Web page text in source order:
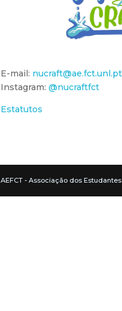
E-mail: nucraft@ae.fct.unl.pt
Instagram:@nucraftfct
Estatutos
AEFCT - Associação dos